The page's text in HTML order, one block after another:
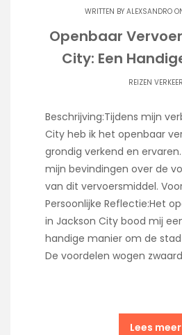
WRITTEN BY ALEXSANDRO
Openbaar
City: Een
REIZEN VERKEER
Beschrijving:Tijdens mijn
City heb ik het openbaar
grondig verkend en
mijn bevindingen over de
van dit vervoersmiddel.
Persoonlijke Reflectie:Het
in Jackson City bood mij
handige manier om de
De voordelen wogen
Lees meer